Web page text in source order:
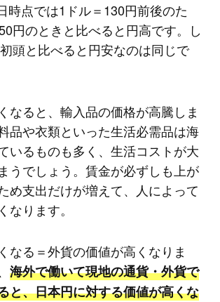
時点では1ドル＝130円前後のた
円のときと比べると円高です。し
頭と比べると円安なのは同じで
なると、輸入品の価格が高騰しま
品や衣類といった生活必需品は海
いるものも多く、生活コストが大
うでしょう。賃金が必ずしも上が
め支出だけが増えて、人によって
なります。
なる＝外貨の価値が高くなりま
海外で働いて現地の通貨・外貨で
と、日本円に対する価値が高くな